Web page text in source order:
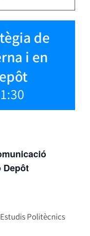
de
i en
Depôt
Politècnics